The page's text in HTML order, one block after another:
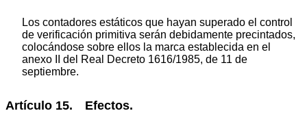
Los contadores estáticos que hayan superado el control
de verificación primitiva serán debidamente precintados,
colocándose sobre ellos la marca establecida en el
anexo II del Real Decreto 1616/1985, de 11 de
septiembre.
Artículo 15. Efectos.